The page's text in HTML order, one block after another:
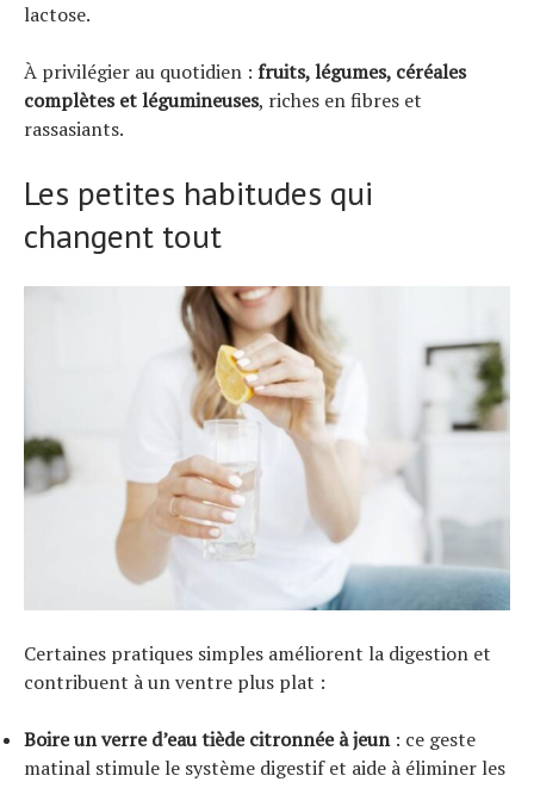
lactose.
À privilégier au quotidien : fruits, légumes, céréales
complètes et légumineuses, riches en fibres et
rassasiants.
Les petites habitudes qui
changent tout
Certaines pratiques simples améliorent la digestion et
contribuent à un ventre plus plat :
Boire un verre d’eau tiède citronnée à jeun: ce geste
matinal stimule le système digestif et aide à éliminer les